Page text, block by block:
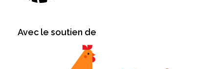
Avec le soutien de